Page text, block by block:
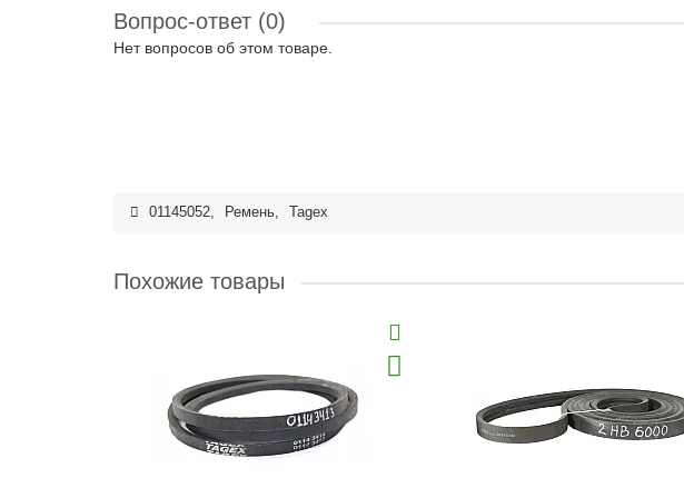
Вопрос-ответ (0)
Нет вопросов об этом товаре.
01145052, Ремень, Tagex
Похожие товары